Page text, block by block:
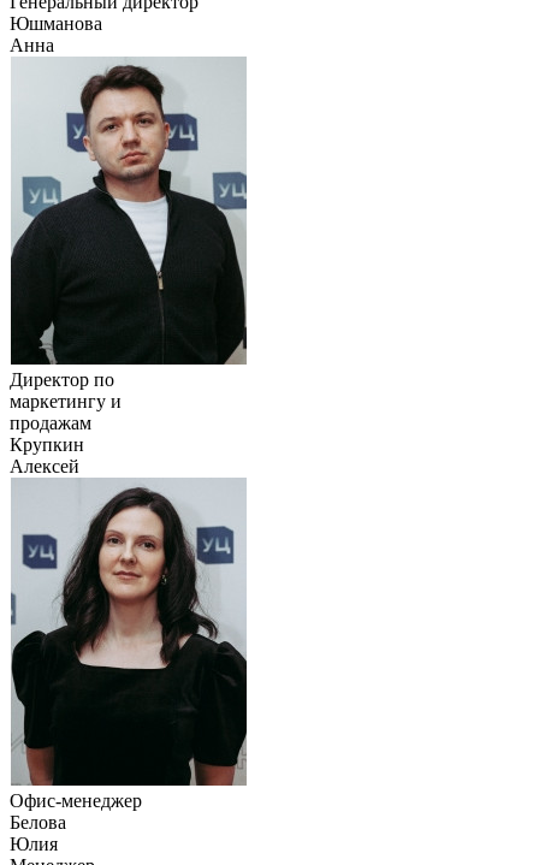
Юшманова
Анна
Директор по
маркетингу и
продажам
Крупкин
Алексей
Офис-менеджер
Белова
Юлия